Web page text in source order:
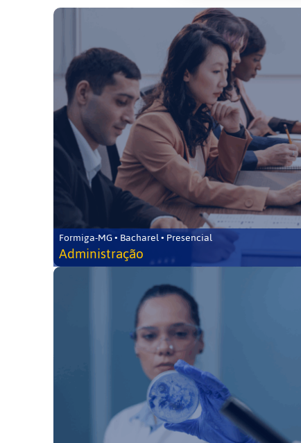
Formiga-MG • Bacharel • Presencial
Administração